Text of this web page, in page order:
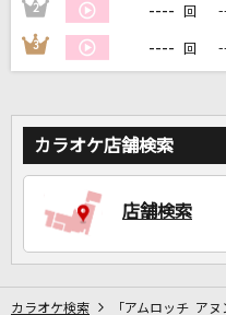
カラオケ
2 ---- 回
3 ---- 回
カラオケ店舗検索
店舗検索
カラオケ検索 「アムロッチ ア